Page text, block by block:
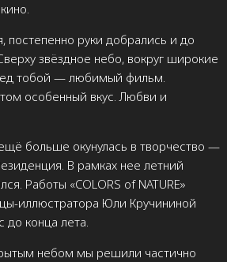
постепенно руки добрались и до
звёздное небо, вокруг широкие
тобой — любимый фильм.
особенный вкус. Любви и
больше окунулась в творчество —
В рамках нее летний
Работы «COLORS of NATURE»
иллюстратора Юли Кручининой
до конца лета.
небом мы решили частично